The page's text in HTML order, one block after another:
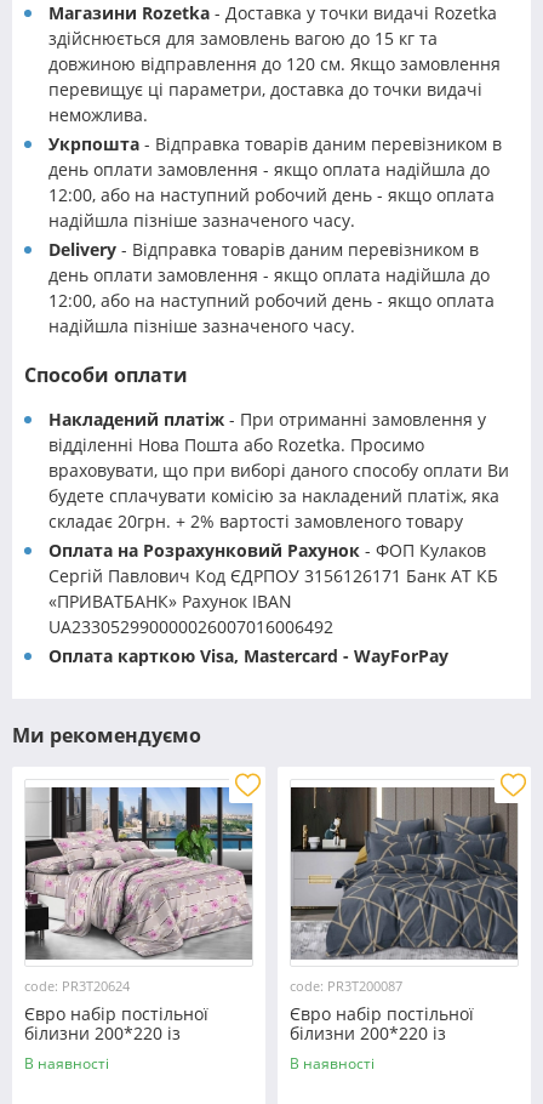
Магазини Rozetka - Доставка у точки видачі Rozetka
здійснюється для замовлень вагою до 15 кг та
довжиною відправлення до 120 см. Якщо замовлення
перевищує ці параметри, доставка до точки видачі
неможлива.
Укрпошта - Відправка товарів даним перевізником в
день оплати замовлення - якщо оплата надійшла до
12:00, або на наступний робочий день - якщо оплата
надійшла пізніше зазначеного часу.
Delivery - Відправка товарів даним перевізником в
день оплати замовлення - якщо оплата надійшла до
12:00, або на наступний робочий день - якщо оплата
надійшла пізніше зазначеного часу.
Способи оплати
Накладений платіж - При отриманні замовлення у
відділенні Нова Пошта або Rozetka. Просимо
враховувати, що при виборі даного способу оплати Ви
будете сплачувати комісію за накладений платіж, яка
складає 20грн. + 2% вартості замовленого товару
Оплата на Розрахунковий Рахунок - ФОП Кулаков
Сергій Павлович Код ЄДРПОУ 3156126171 Банк АТ КБ
«ПРИВАТБАНК» Рахунок IBAN
UA233052990000026007016006492
Оплата карткою Visa, Mastercard - WayForPay
Ми рекомендуємо
code: PR3T20624
Євро набір постільної
білизни 200*220 із
полікотону №20624
Черешенка™
В наявності
code: PR3T200087
Євро набір постільної
білизни 200*220 із
полікотону №200087
Черешенька™
В наявності